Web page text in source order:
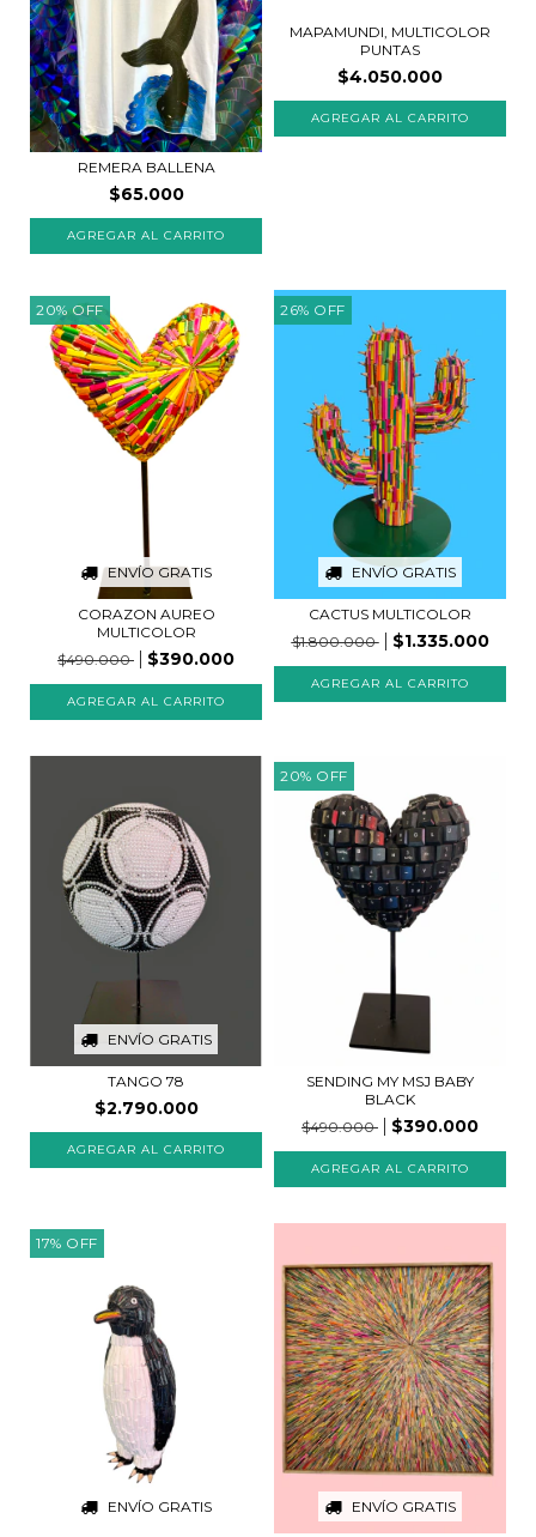
REMERA BALLENA
$65.000
MAPAMUNDI, MULTICOLOR
PUNTAS
$4.050.000
20%OFF
ENVÍO GRATIS
CORAZON AUREO
MULTICOLOR
$490.000
$390.000
26% OFF
ENVÍO GRATIS
CACTUS MULTICOLOR
$1.800.000
$1.335.000
ENVÍO GRATIS
TANGO 78
$2.790.000
20% OFF
SENDING MY MSJ BABY
BLACK
$490.000
$390.000
17% OFF
ENVÍO GRATIS ENVÍO GRATIS